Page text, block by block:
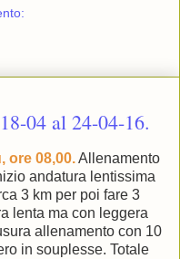
04 al 24-04-16.
ore 08,00.Allenamento
andatura lentissima
3 km per poi fare 3
lenta ma con leggera
allenamento con 10
in souplesse. Totale